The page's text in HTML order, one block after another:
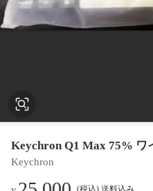
Keychron Q1 Max 75% ワ
Keychron
(税込) 送料込み